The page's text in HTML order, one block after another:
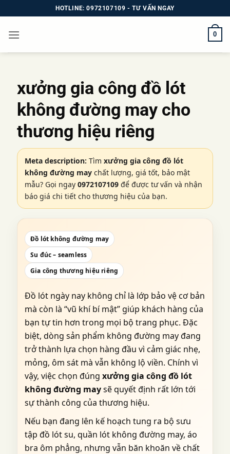
qua
nội
HOTLINE: 0972107109 - TƯ VẤN NGAY
0
xưởng gia công đồ lót
không đường may cho
thương hiệu riêng
Meta description: Tìm xưởng gia công đồ lót
không đường may chất lượng, giá tốt, bảo mật
mẫu? Gọi ngay 0972107109 để được tư vấn và nhận
báo giá chi tiết cho thương hiệu của bạn.
Đồ lót không đường may
Su đúc – seamless
Gia công thương hiệu riêng
Đồ lót ngày nay không chỉ là lớp bảo vệ cơ bản
mà còn là “vũ khí bí mật” giúp khách hàng của
bạn tự tin hơn trong mọi bộ trang phục. Đặc
biệt, dòng sản phẩm không đường may đang
trở thành lựa chọn hàng đầu vì cảm giác nhẹ,
mỏng, ôm sát mà vẫn không lộ viền. Chính vì
vậy, việc chọn đúng xưởng gia công đồ lót
không đường maysẽ quyết định rất lớn tới
sự thành công của thương hiệu.
Nếu bạn đang lên kế hoạch tung ra bộ sưu
tập đồ lót su, quần lót không đường may, áo
bra ôm phẳng, nhưng vẫn băn khoăn về chất